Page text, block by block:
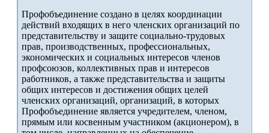
Профобъединение создано в целях координации
действий входящих в него членских организаций по
представительству и защите социально-трудовых
прав, производственных, профессиональных,
экономических и социальных интересов членов
профсоюзов, коллективных прав и интересов
работников, а также представительства и защиты
общих интересов и достижения общих целей
членских организаций, организаций, в которых
Профобъединение является учредителем, членом,
прямым или косвенным участником (акционером), в